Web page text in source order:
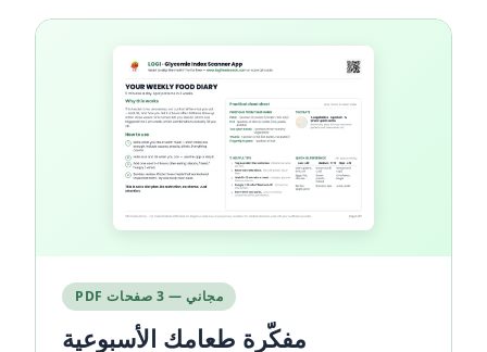
PDF مجاني — 3 صفحات
مفكّرة طعامك الأسبوعية